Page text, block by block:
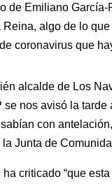
de Emiliano
algo de lo
coronavirus que
alcalde de Los
nos avisó la
con
Junta de
criticado “que